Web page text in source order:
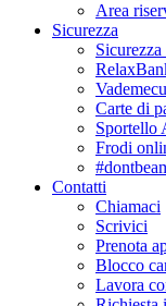
Area
Sicurezza
Carte di
Sportello
Frodi
Contatti
Chiamaci
Scrivici
Prenota
Blocco
Lavora